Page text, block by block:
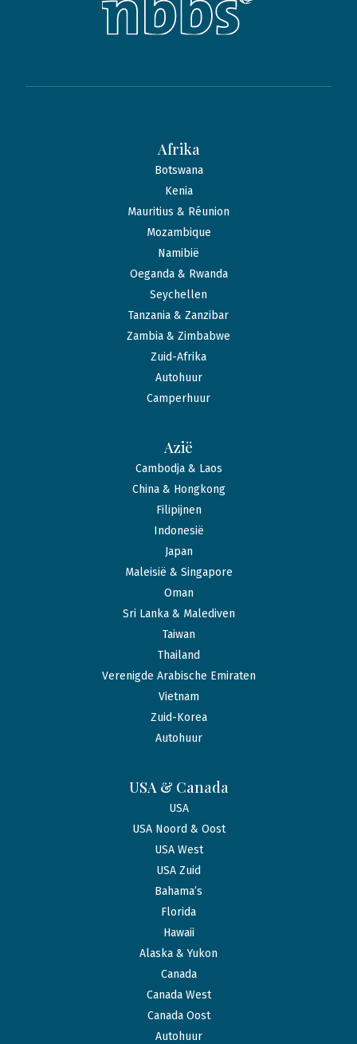
Afrika
Botswana
Kenia
Mauritius & Réunion
Mozambique
Namibië
Oeganda & Rwanda
Seychellen
Tanzania & Zanzibar
Zambia & Zimbabwe
Zuid-Afrika
Autohuur
Camperhuur
Azië
Cambodja & Laos
China & Hongkong
Filipijnen
Indonesië
Japan
Maleisië & Singapore
Oman
Sri Lanka & Malediven
Taiwan
Thailand
Verenigde Arabische Emiraten
Vietnam
Zuid-Korea
Autohuur
USA & Canada
USA
USA Noord & Oost
USA West
USA Zuid
Bahama’s
Florida
Hawaii
Alaska & Yukon
Canada
Canada West
Canada Oost
Autohuur